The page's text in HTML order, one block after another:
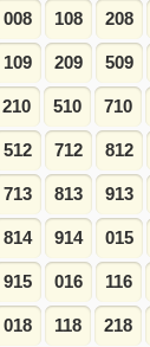
008 108 208
109 209 509
210 510 710
512 712 812
713 813 913
814 914 015
915 016 116
018 118 218